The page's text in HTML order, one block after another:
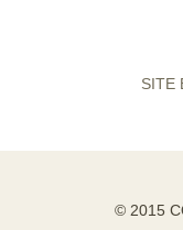
SITE
© 2015